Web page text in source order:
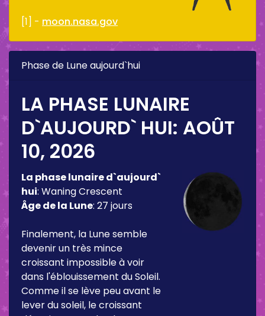
[1] - moon.nasa.gov
Phase de Lune aujourd`hui
LA PHASE LUNAIRE
D`AUJOURD` HUI: AOÛT
10, 2026
La phase lunaire d`aujourd`
hui: Waning Crescent
Âge de la Lune: 27 jours
Finalement, la Lune semble
devenir un très mince
croissant impossible à voir
dans l'éblouissement du Soleil.
Comme il se lève peu avant le
lever du soleil, le croissant